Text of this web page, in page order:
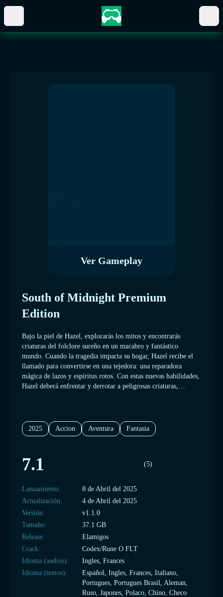
Ver Gameplay
South of Midnight Premium
Edition
Bajo la piel de Hazel, explorarás los mitos y encontrarás
criaturas del folclore sureño en un macabro y fantástico
mundo. Cuando la tragedia impacta su hogar, Hazel recibe el
llamado para convertirse en una tejedora: una reparadora
mágica de lazos y espíritus rotos. Con estas nuevas habilidades,
Hazel deberá enfrentar y derrotar a peligrosas criaturas,
2025
Accion Aventura Fantasia
7.1 (5)
Lanzamiento:
8 de Abril del 2025
Actualización:
4 de Abril del 2025
Versión:
v1.1.0
Tamaño:
37.1 GB
Release:
Elamigos
Crack:
Codex/Rune O FLT
Idioma (audios):
Ingles, Frances
Idioma (textos):
Español, Ingles, Frances, Italiano,
Portugues, Portugues Brasil, Aleman,
Ruso, Japones, Polaco, Chino, Checo